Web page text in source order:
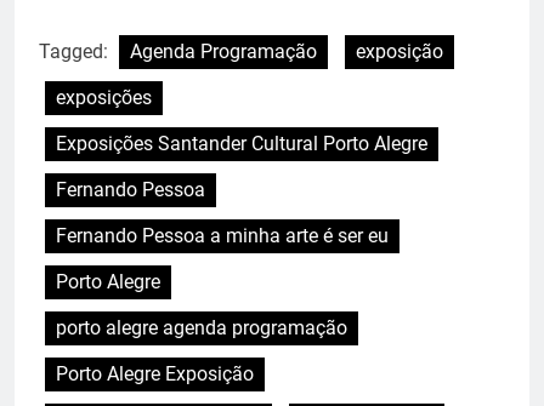
Tagged: Agenda Programação
exposição
exposições
Exposições Santander Cultural Porto Alegre
Fernando Pessoa
Fernando Pessoa a minha arte é ser eu
Porto Alegre
porto alegre agenda programação
Porto Alegre Exposição